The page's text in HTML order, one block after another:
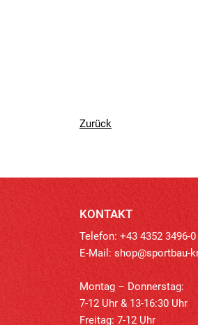
Zurück
KONTAKT
Telefon: +43 4352 3496-0
E-Mail: shop@sportbau-
Montag – Donnerstag:
7-12 Uhr & 13-16:30 Uhr
Freitag: 7-12 Uhr